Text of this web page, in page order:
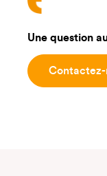
Une question
Contactez-